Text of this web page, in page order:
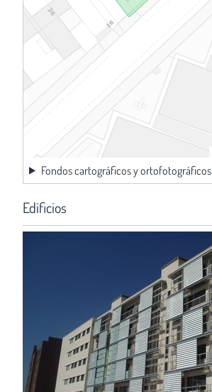
Fondos cartográficos y ortofotográficos
Edificios